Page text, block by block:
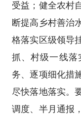
受益；健全农村
断提高乡村善治
格落实区级领导
抓、村级一线落
务、逐项细化措
尽快落地落实。
调度、半月通报